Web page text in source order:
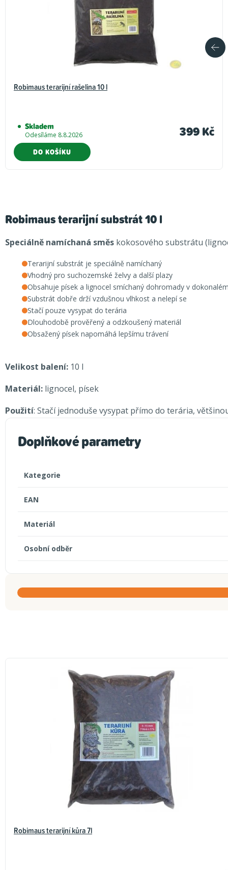
Robimaus terarijní rašelina 10 l
Skladem
Odesíláme 8.8.2026 399 Kč
DO KOŠÍKU
Robimaus terarijní substrát 10 l
Speciálně namíchaná směs kokosového substrátu
Terarijní substrát je speciálně namíchaný
Vhodný pro suchozemské želvy a další plazy
Obsahuje písek a lignocel smíchaný dohromady v
Substrát dobře drží vzdušnou vlhkost a nelepí se
Stačí pouze vysypat do terária
Dlouhodobě prověřený a odzkoušený materiál
Obsažený písek napomáhá lepšímu trávení
Velikost balení: 10 l
Materiál: lignocel, písek
Použití: Stačí jednoduše vysypat přímo do terária,
Doplňkové parametry
Kategorie
EAN
Materiál
Osobní odběr
Robimaus terarijní kůra 7l